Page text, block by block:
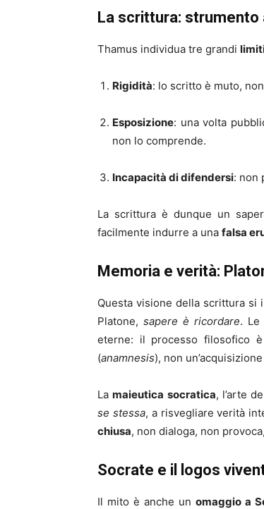
La scrittura: strumento
Thamus individua tre grandi
Rigidità: lo scritto è muto,
Esposizione: una volta
non lo comprende.
Incapacità di difendersi: non
La scrittura è dunque un
facilmente indurre a una falsa
Memoria e verità:
Questa visione della scrittura si
Platone, sapere è ricordare. Le
eterne: il processo filosofico
(anamnesis), non
Lamaieutica socratica, l’arte
se stessa, a risvegliare verità
chiusa, non dialoga, non
Socrate e il logos
Il mito è anche unomaggio a